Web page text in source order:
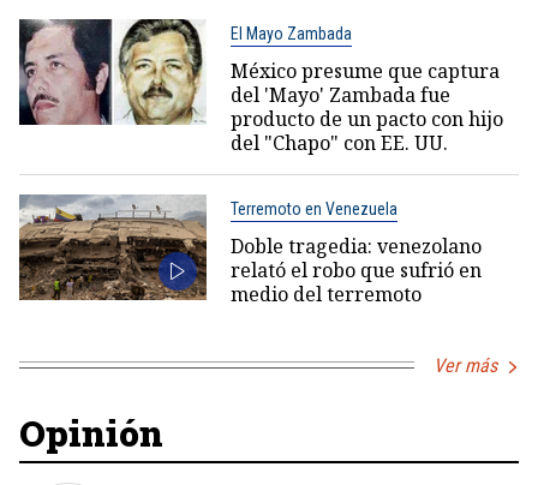
El Mayo Zambada
México presume que captura
del 'Mayo' Zambada fue
producto de un pacto con hijo
del "Chapo" con EE. UU.
Terremoto en Venezuela
Doble tragedia: venezolano
relató el robo que sufrió en
medio del terremoto
Ver más
Opinión